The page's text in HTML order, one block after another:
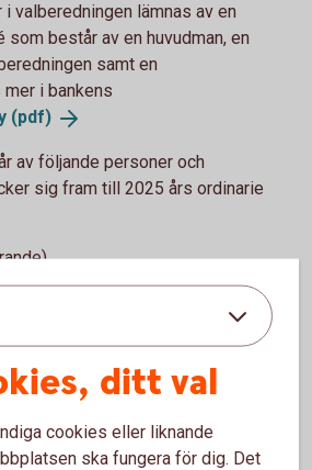
valberedningen lämnas av en
består av en huvudman, en
samt en
i bankens
(pdf)
av följande personer och
sig fram till 2025 års ordinarie
ditt val
cookies eller liknande
ska fungera för dig. Det